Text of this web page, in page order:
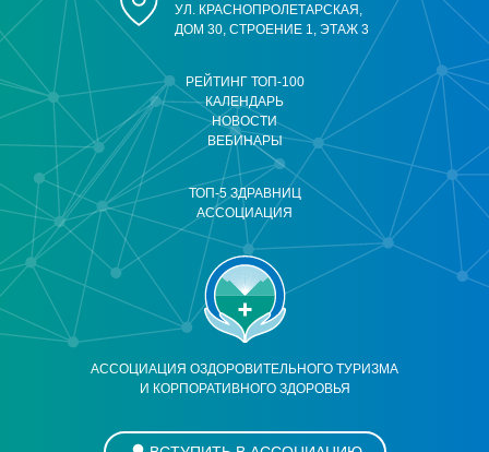
АССОЦИАЦИЯ ОЗДОРОВИТЕЛЬНОГО ТУРИЗМА
И КОРПОРАТИВНОГО ЗДОРОВЬЯ
РЕЙТИНГ ТОП-100
КАЛЕНДАРЬ
НОВОСТИ
ВЕБИНАРЫ
ТОП-5 ЗДРАВНИЦ
АССОЦИАЦИЯ
УЛ. КРАСНОПРОЛЕТАРСКАЯ,
ДОМ 30, СТРОЕНИЕ 1, ЭТАЖ 3